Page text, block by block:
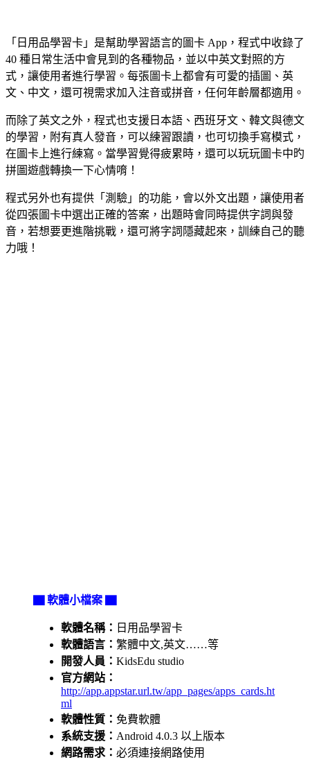
「日用品學習卡」是幫助學習語言的圖卡 App，程式中收錄了
40 種日常生活中會見到的各種物品，並以中英文對照的方
式，讓使用者進行學習。每張圖卡上都會有可愛的插圖、英
文、中文，還可視需求加入注音或拼音，任何年齡層都適用。
而除了英文之外，程式也支援日本語、西班牙文、韓文與德文
的學習，附有真人發音，可以練習跟讀，也可切換手寫模式，
在圖卡上進行練寫。當學習覺得疲累時，還可以玩玩圖卡中旳
拼圖遊戲轉換一下心情唷！
程式另外也有提供「測驗」的功能，會以外文出題，讓使用者
從四張圖卡中選出正確的答案，出題時會同時提供字詞與發
音，若想要更進階挑戰，還可將字詞隱藏起來，訓練自己的聽
力哦！
▇ 軟體小檔案 ▇
軟體名稱： 日用品學習卡
軟體語言： 繁體中文,英文……等
開發人員： KidsEdu studio
官方網站：
http://app.appstar.url.tw/app_pages/apps_cards.ht
ml
軟體性質： 免費軟體
系統支援： Android 4.0.3 以上版本
網路需求： 必須連接網路使用